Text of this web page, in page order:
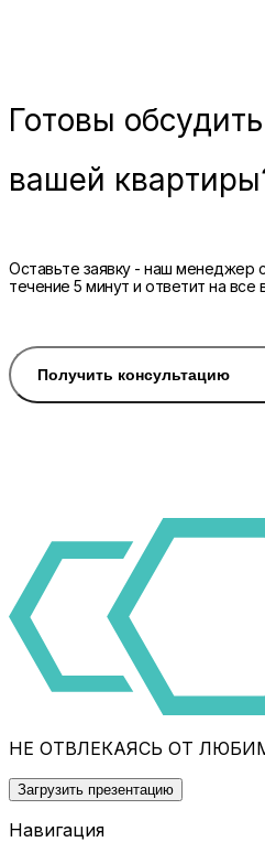
Готовы
вашей
Оставьте заявку - наш менеджер
течение 5 минут и ответит на все
Получить консультацию
НЕ ОТВЛЕКАЯСЬ ОТ
Загрузить презентацию
Навигация